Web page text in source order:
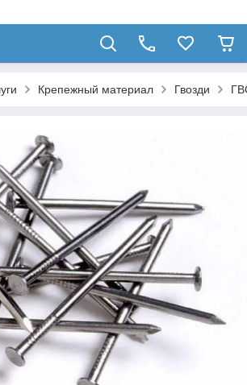
Крепежный материал Гвозди